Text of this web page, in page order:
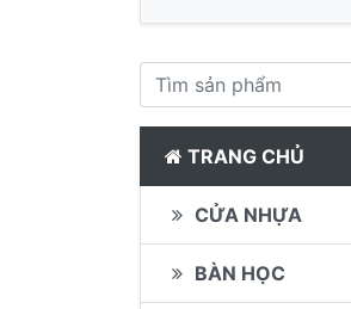
TRANG CHỦ
CỬA NHỰA
BÀN HỌC